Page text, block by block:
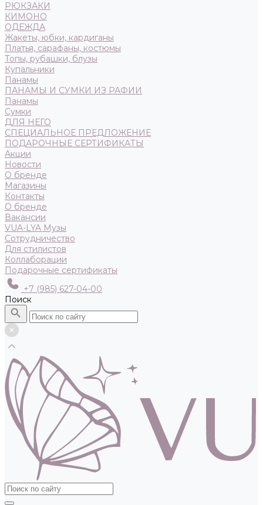
РЮКЗАКИ
КИМОНО
ОДЕЖДА
Жакеты, юбки, кардиганы
Платья, сарафаны, костюмы
Топы, рубашки, блузы
Купальники
Панамы
ПАНАМЫ И СУМКИ ИЗ РАФИИ
Панамы
Сумки
ДЛЯ НЕГО
СПЕЦИАЛЬНОЕ ПРЕДЛОЖЕНИЕ
ПОДАРОЧНЫЕ СЕРТИФИКАТЫ
Акции
Новости
О бренде
Магазины
Контакты
О бренде
Вакансии
VUA-LYA Музы
Сотрудничество
Для стилистов
Коллаборации
Подарочные сертификаты
+7 (985) 627-04-00
Поиск